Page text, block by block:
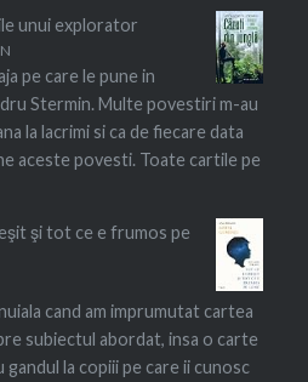
unui explorator
pe care le pune in
Stermin. Multe povestiri m-au
la lacrimi si ca de fiecare data
aceste povesti. Toate cartile pe
şi tot ce e frumos pe
cand am imprumutat cartea
subiectul abordat, insa o carte
la copiii pe care ii cunosc